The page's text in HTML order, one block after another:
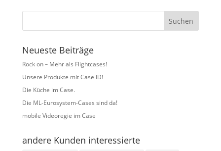
Neueste Beiträge
Rock on – Mehr als Flightcases!
Unsere Produkte mit Case ID!
Die Küche im Case.
Die ML-Eurosystem-Cases sind da!
mobile Videoregie im Case
andere Kunden interessierte